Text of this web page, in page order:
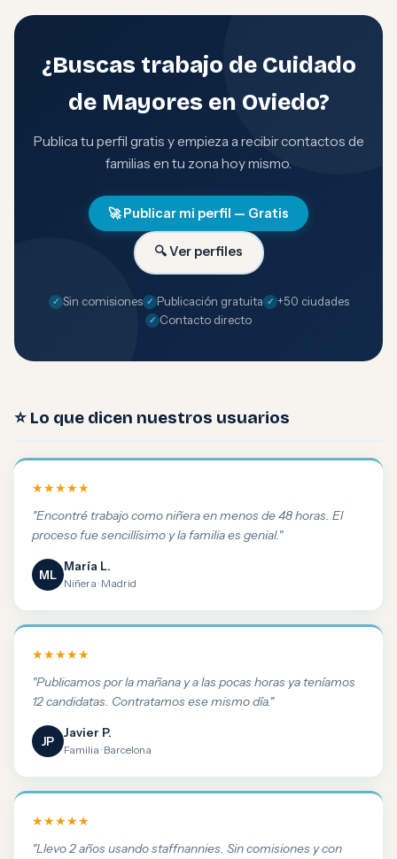
¿Buscas trabajo de Cuidado
de Mayores en Oviedo?
Publica tu perfil gratis y empieza a recibir contactos de
familias en tu zona hoy mismo.
🚀 Publicar mi perfil — Gratis
🔍 Ver perfiles
Sin comisiones Publicación gratuita
+50 ciudades
Contacto directo
⭐ Lo que dicen nuestros usuarios
★★★★★
"Encontré trabajo como niñera en menos de 48 horas. El
proceso fue sencillísimo y la familia es genial."
ML
María L.
Niñera · Madrid
★★★★★
"Publicamos por la mañana y a las pocas horas ya teníamos
12 candidatas. Contratamos ese mismo día."
JP
Javier P.
Familia · Barcelona
★★★★★
"Llevo 2 años usando staffnannies. Sin comisiones y con